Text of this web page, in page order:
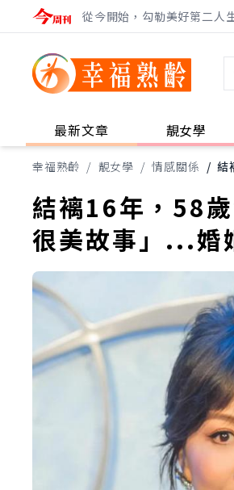
從今開始，勾勒美好第二人
最新文章 靚女學
幸福熟齡 / 靚女學 / 情感關係 / 結
結褵16年，58
很美故事」...婚